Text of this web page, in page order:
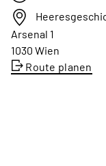
Arsenal 1
1030 Wien
Route planen